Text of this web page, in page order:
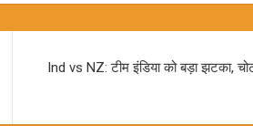
Ind vs NZ: टीम इंडिया को बड़ा झटका,